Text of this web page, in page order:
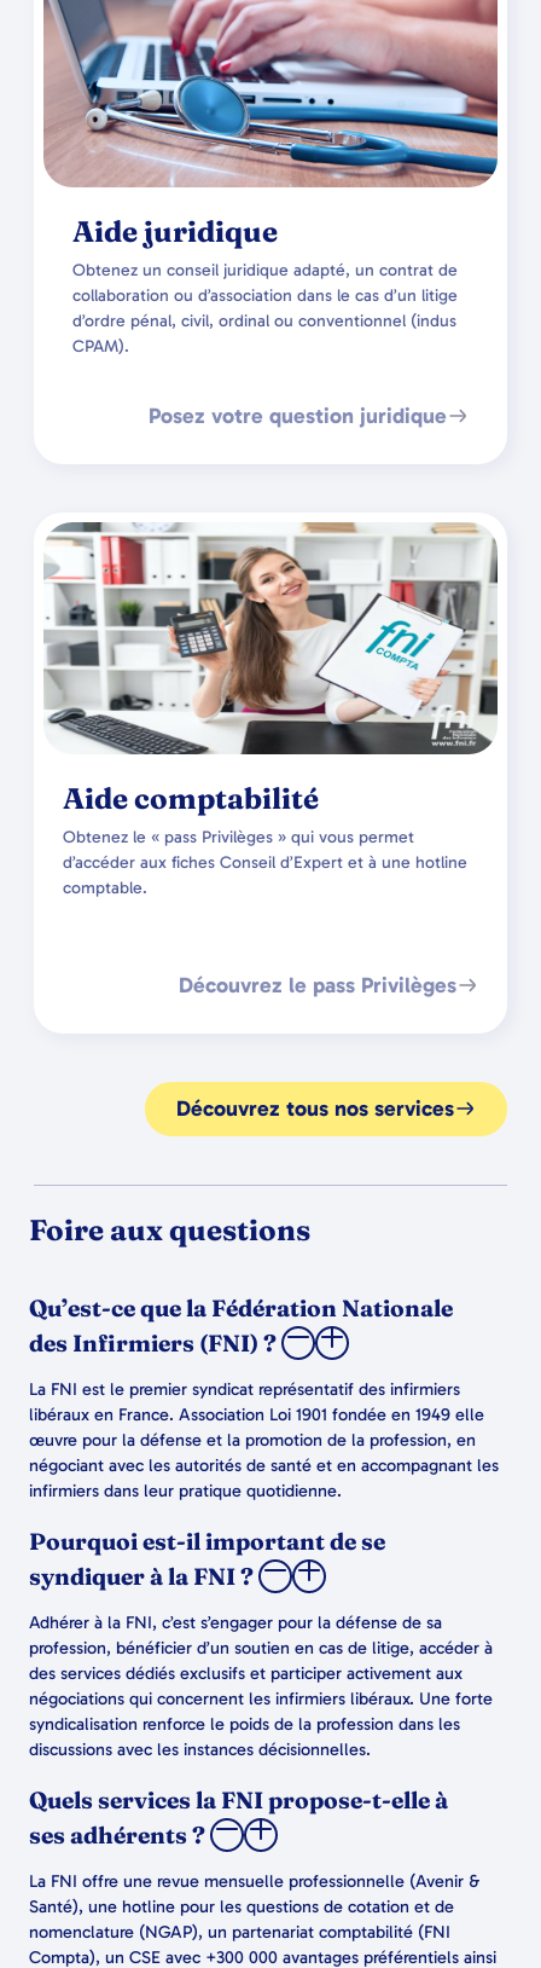
Aide juridique
Obtenez un conseil juridique adapté, un contrat de
collaboration ou d’association dans le cas d’un litige
d’ordre pénal, civil, ordinal ou conventionnel (indus
CPAM).
Posez votre question juridique
Aide comptabilité
Obtenez le « pass Privilèges » qui vous permet
d’accéder aux fiches Conseil d’Expert et à une hotline
comptable.
Découvrez le pass Privilèges
Découvrez tous nos services
Foire aux questions
Qu’est-ce que la Fédération Nationale
des Infirmiers (FNI) ?
La FNI est le premier syndicat représentatif des infirmiers
libéraux en France. Association Loi 1901 fondée en 1949 elle
œuvre pour la défense et la promotion de la profession, en
négociant avec les autorités de santé et en accompagnant les
infirmiers dans leur pratique quotidienne.
Pourquoi est-il important de se
syndiquer à la FNI ?
Adhérer à la FNI, c’est s’engager pour la défense de sa
profession, bénéficier d’un soutien en cas de litige, accéder à
des services dédiés exclusifs et participer activement aux
négociations qui concernent les infirmiers libéraux. Une forte
syndicalisation renforce le poids de la profession dans les
discussions avec les instances décisionnelles.
Quels services la FNI propose-t-elle à
ses adhérents ?
La FNI offre une revue mensuelle professionnelle (Avenir &
Santé), une hotline pour les questions de cotation et de
nomenclature (NGAP), un partenariat comptabilité (FNI
Compta), un CSE avec +300 000 avantages préférentiels ainsi